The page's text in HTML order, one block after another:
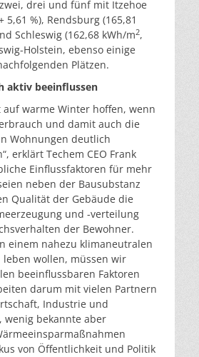
drei und fünf mit Itzehoe
5,61 %), Rendsburg (165,81
Schleswig (162,68 kWh/m2,
Holstein, ebenso einige
Plätzen.
aktiv beeinflussen
warme Winter hoffen, wenn
und damit auch die
Wohnungen deutlich
erklärt Techem CEO Frank
Einflussfaktoren für mehr
neben der Bausubstanz
Qualität der Gebäude die
und -verteilung
der Bewohner.
einem nahezu klimaneutralen
leben wollen, müssen wir
beeinflussbaren Faktoren
darum mit vielen Partnern
Industrie und
wenig bekannte aber
von Öffentlichkeit und Politik